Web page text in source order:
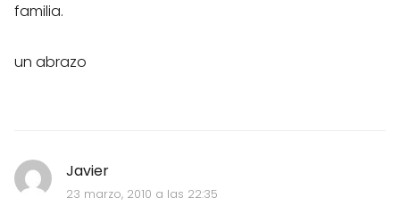
familia.
un abrazo
Javier
23 marzo, 2010 a las 22:35